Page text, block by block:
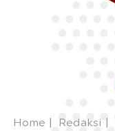
Home Redaksi